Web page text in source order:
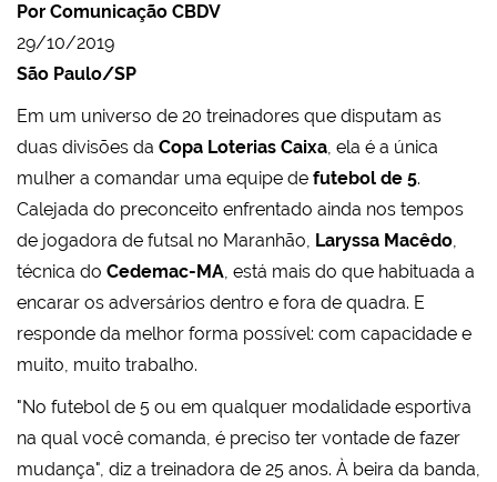
Por Comunicação CBDV
29/10/2019
São Paulo/SP
Em um universo de 20 treinadores que disputam as
duas divisões da Copa Loterias Caixa, ela é a única
mulher a comandar uma equipe de futebol de 5.
Calejada do preconceito enfrentado ainda nos tempos
de jogadora de futsal no Maranhão, Laryssa Macêdo,
técnica do Cedemac-MA, está mais do que habituada a
encarar os adversários dentro e fora de quadra. E
responde da melhor forma possível: com capacidade e
muito, muito trabalho.
"No futebol de 5 ou em qualquer modalidade esportiva
na qual você comanda, é preciso ter vontade de fazer
mudança", diz a treinadora de 25 anos. À beira da banda,